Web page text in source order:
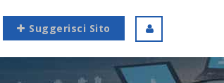
Suggerisci Sito